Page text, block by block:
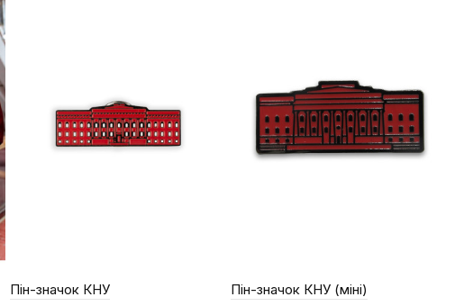
Пін-значок КНУ Пін-значок КНУ (міні)